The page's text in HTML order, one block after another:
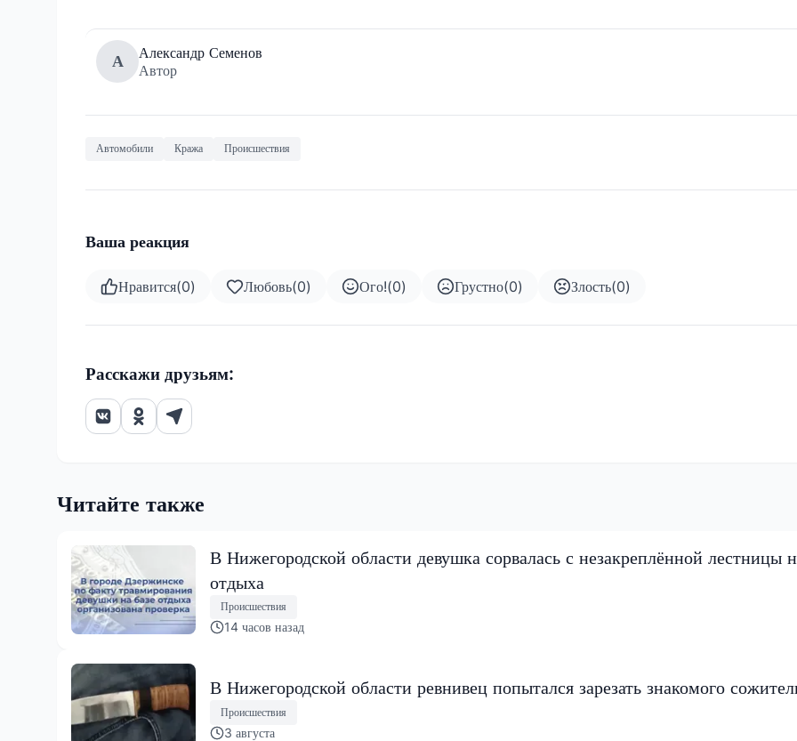
А
Александр Семенов
Автор
Автомобили Кража Происшествия
Ваша реакция
Нравится(0) Любовь(0) Ого!(0) Грустно(0) Злость(0)
Расскажи друзьям:
Читайте также
В Нижегородской области девушка сорвалась с незакреплённой лестницы
отдыха
Происшествия
14 часов назад
В Нижегородской области ревнивец попытался зарезать знакомого
Происшествия
3 августа